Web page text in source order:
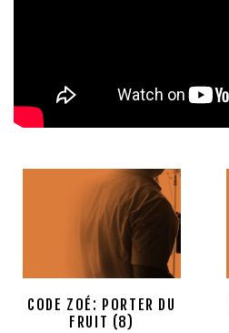
CODE ZOÉ: PORTER DU
FRUIT (8)